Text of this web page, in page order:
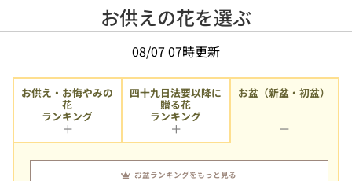
お供えの花を選ぶ
08/07 07時更新
お供え・お悔やみの
花
ランキング
四十九日法要以降に
贈る花
ランキング
お盆（新盆・初盆）
お盆ランキングをもっと見る